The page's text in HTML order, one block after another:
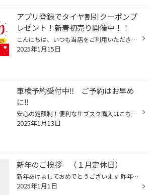
アプリ登録でタイヤ割引クーポンプ
レゼント！新春初売り開催中！！
こんにちは、いつも当店をご利用いただきましてありがとうございます。 現在、コクピット・タイヤ館より、日頃の感謝を込めまして、 コクピット・タイヤ館のアプリをダウンロードして頂いた方全員に お年玉クーポンをプレゼントしています！ もちろん、新規でダウンロードして頂いた方だけではなく...
2025年1月15日
車検予約受付中‼ ご予約はお早め
に‼
安心の定額制！便利なサブスク購入はこちらをクリック タイヤ館ネットショッピング！お買い得商品はこちらをクリック Amazon購入はこちらをクリック こんにちは。 タイヤ館では車検も受け付けております‼ これから年度末やに春の履き替えシーズンにも入りますので 車検の段取りをしたいのに希望通り...
2025年1月13日
新年のご挨拶 （１月定休日）
新年あけましておめでとうございます 昨年は格別のご愛顧を賜り、誠にありがとうございました 本年も何卒変わらぬご支援のほど、よろしくお願い申し上げます １月の定休日 1日 ２日 ３日 ４日 ７日 １４日 ２１日 ２８日 となります よろしくお願いいたします
2025年1月1日